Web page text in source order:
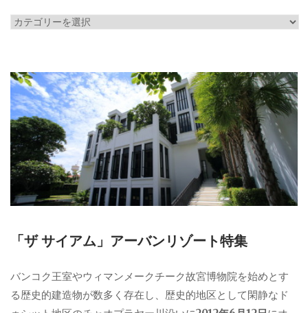
カ
リ
ー
「ザ サイアム」アーバンリゾート特集
バンコク王室やウィマンメークチーク故宮博物院を始めとす
る歴史的建造物が数多く存在し、歴史的地区として閑静なド